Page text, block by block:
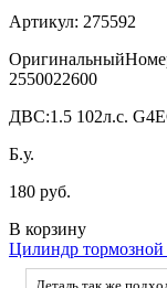
Артикул: 275592
2550022600
ДВС:1.5 102л.с.
Б.у.
180 руб.
В корзину
Цилиндр тормозной